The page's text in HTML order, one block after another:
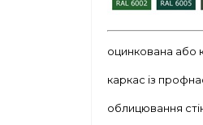
оцинкована або
каркас із
облицювання